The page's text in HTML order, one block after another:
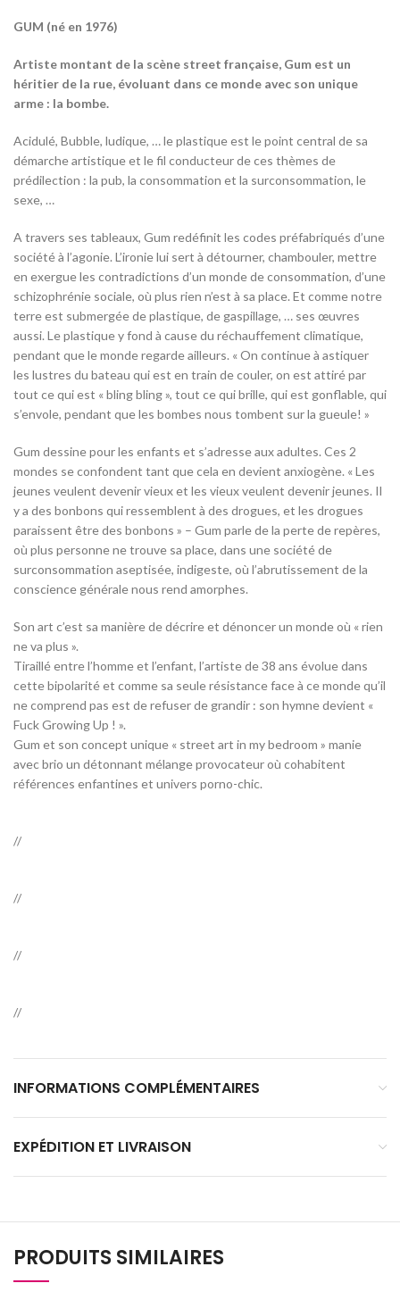
GUM (né en 1976)
Artiste montant de la scène street française, Gum est un
héritier de la rue, évoluant dans ce monde avec son unique
arme : la bombe.
Acidulé, Bubble, ludique, … le plastique est le point central de sa
démarche artistique et le fil conducteur de ces thèmes de
prédilection : la pub, la consommation et la surconsommation, le
sexe, …
A travers ses tableaux, Gum redéfinit les codes préfabriqués d’une
société à l’agonie. L’ironie lui sert à détourner, chambouler, mettre
en exergue les contradictions d’un monde de consommation, d’une
schizophrénie sociale, où plus rien n’est à sa place. Et comme notre
terre est submergée de plastique, de gaspillage, … ses œuvres
aussi. Le plastique y fond à cause du réchauffement climatique,
pendant que le monde regarde ailleurs. « On continue à astiquer
les lustres du bateau qui est en train de couler, on est attiré par
tout ce qui est « bling bling », tout ce qui brille, qui est gonflable, qui
s’envole, pendant que les bombes nous tombent sur la gueule! »
Gum dessine pour les enfants et s’adresse aux adultes. Ces 2
mondes se confondent tant que cela en devient anxiogène. « Les
jeunes veulent devenir vieux et les vieux veulent devenir jeunes. Il
y a des bonbons qui ressemblent à des drogues, et les drogues
paraissent être des bonbons » – Gum parle de la perte de repères,
où plus personne ne trouve sa place, dans une société de
surconsommation aseptisée, indigeste, où l’abrutissement de la
conscience générale nous rend amorphes.
Son art c’est sa manière de décrire et dénoncer un monde où « rien
ne va plus ».
Tiraillé entre l’homme et l’enfant, l’artiste de 38 ans évolue dans
cette bipolarité et comme sa seule résistance face à ce monde qu’il
ne comprend pas est de refuser de grandir : son hymne devient «
Fuck Growing Up ! ».
Gum et son concept unique « street art in my bedroom » manie
avec brio un détonnant mélange provocateur où cohabitent
références enfantines et univers porno-chic.
//
//
//
//
INFORMATIONS COMPLÉMENTAIRES
EXPÉDITION ET LIVRAISON
PRODUITS SIMILAIRES